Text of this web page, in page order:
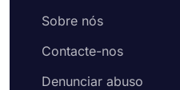
Sobre nós
Contacte-nos
Denunciar abuso